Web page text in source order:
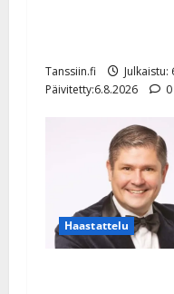
Tanssiin.fi
Julkaistu:
Päivitetty:6.8.2026
0
Haastattelu